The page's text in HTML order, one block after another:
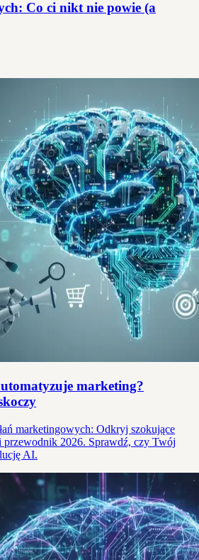
Co ci nikt nie powie (a
marketing?
marketingowych: Odkryj szokujące
przewodnik 2026. Sprawdź, czy Twój
AI.